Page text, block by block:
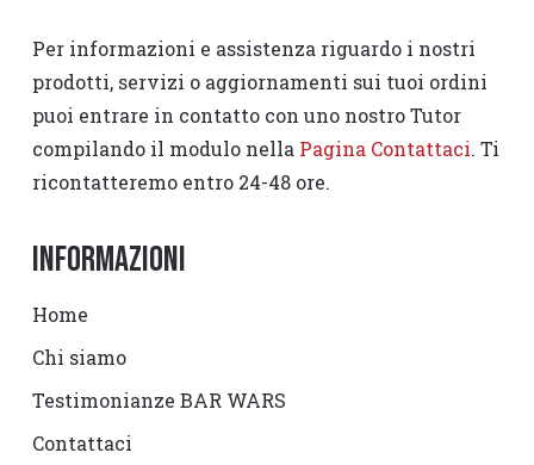
Per informazioni e assistenza riguardo i nostri
prodotti, servizi o aggiornamenti sui tuoi ordini
puoi entrare in contatto con uno nostro Tutor
compilando il modulo nella Pagina Contattaci. Ti
ricontatteremo entro 24-48 ore.
Informazioni
Home
Chi siamo
Testimonianze BAR WARS
Contattaci